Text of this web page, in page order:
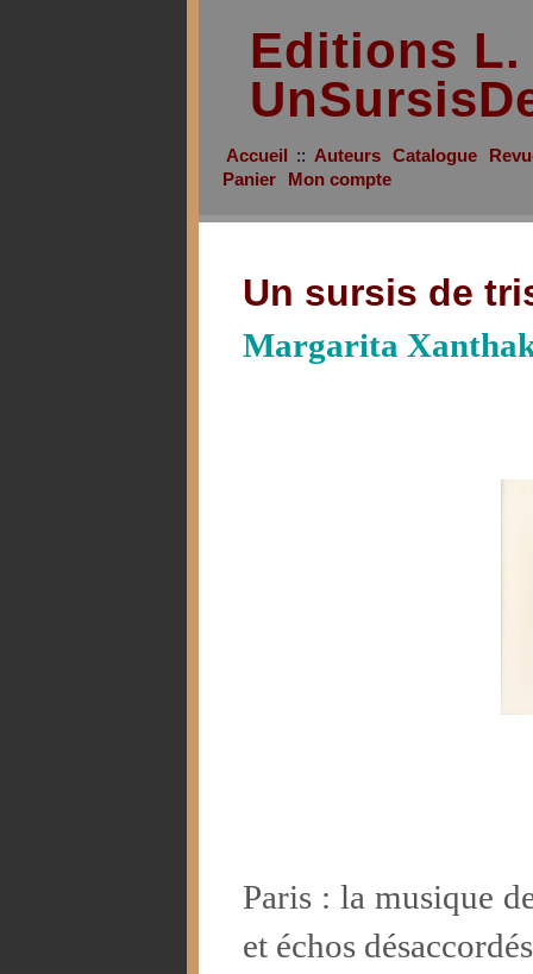
Editions
Accueil :: Auteurs Catalogue
Panier
Mon compte
Un sursis de
Margarita
Paris : la musique
et échos